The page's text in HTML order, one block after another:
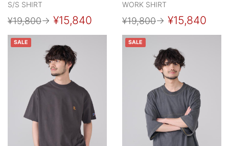
S/S SHIRT
¥19,800→ ¥15,840
WORK SHIRT
¥19,800→ ¥15,840
SALE SALE